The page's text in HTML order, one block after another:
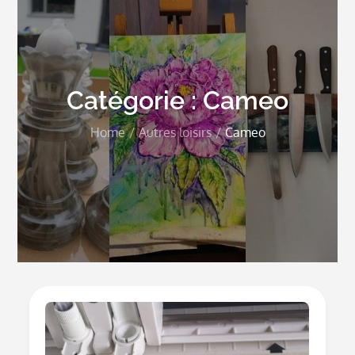
Catégorie :Cameo
Home Autres loisirs Cameo